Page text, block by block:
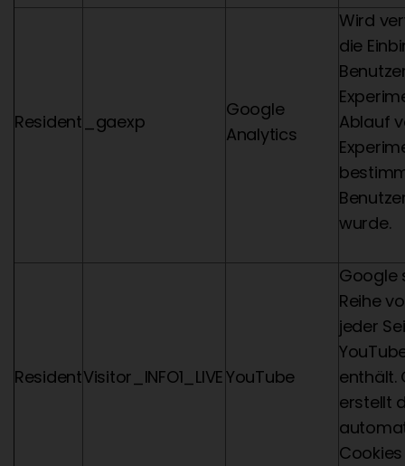
Resident _gaexp
Google
Analytics
Wird
die
Ablauf
wurde.
ResidentVisitor_INFO1_LIVEYouTube
Google
Reihe
jeder
enthält.
erstellt